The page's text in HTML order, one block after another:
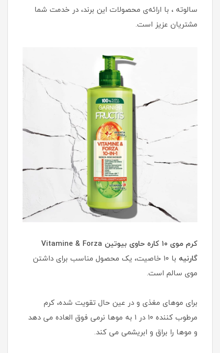
سالوته ، با ارائه‌ی محصولات این برند، در خدمت شما
مشتریان عزیز است.
کرم موی ۱۰ کاره حاوی بیوتین Vitamine & Forza
گارنیه
با ۱۰ خاصیت، یک محصول مناسب برای داشتن
موی سالم است.
برای موهای مغذی و در عین حال تقویت شده، کرم
مرطوب کننده ۱۰ در ۱ به موها نرمی فوق العاده می دهد
و موها را براق و ابریشمی می کند.